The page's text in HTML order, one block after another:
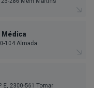
Médica
104 Almada
E, 2300-561 Tomar